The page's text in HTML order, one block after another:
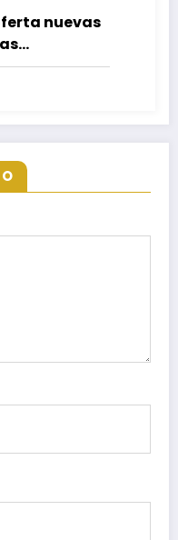
nuevas
de los
nivel medio